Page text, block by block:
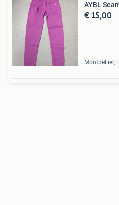
AYBL
€ 15,00
Montpellier,